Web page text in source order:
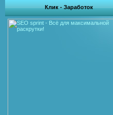
Клик - Заработок